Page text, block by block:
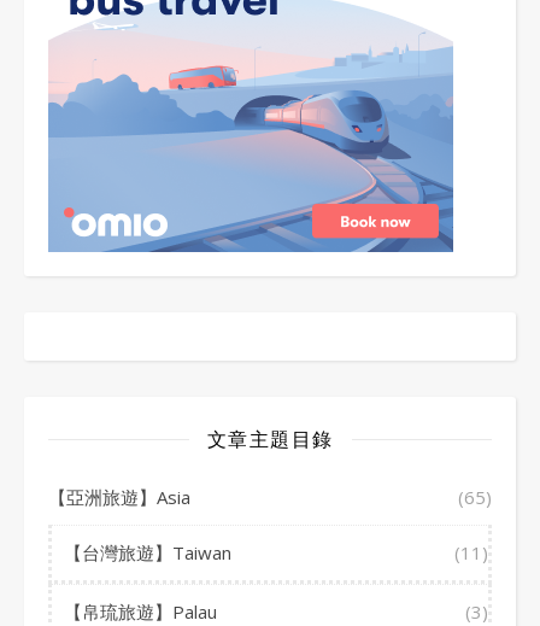
文章主題目錄
【亞洲旅遊】Asia (65)
【台灣旅遊】Taiwan (11)
【帛琉旅遊】Palau (3)